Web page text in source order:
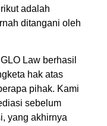
adalah
ditangani oleh
IGLO Law berhasil
hak atas
pihak. Kami
sebelum
yang akhirnya